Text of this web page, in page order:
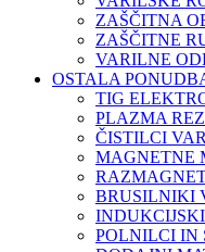
ZAŠČITNA
ZAŠČITNE
VARILNE
OSTALA
TIG
PLAZMA
ČISTILCI
MAGNETNE
BRUSILNIKI
POLNILCI IN